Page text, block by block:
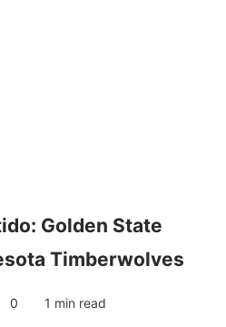
Golden State
Timberwolves
0 1 min read